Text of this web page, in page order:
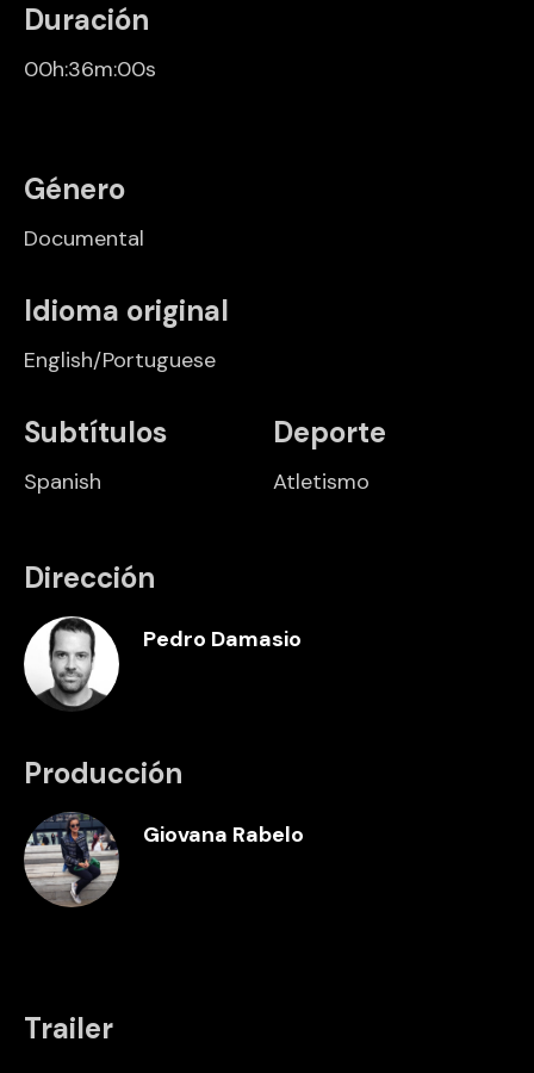
Duración
00h:36m:00s
Género
Documental
Idioma original
English/Portuguese
Subtítulos
Spanish
Deporte
Atletismo
Dirección
Pedro Damasio
Producción
Giovana Rabelo
Trailer